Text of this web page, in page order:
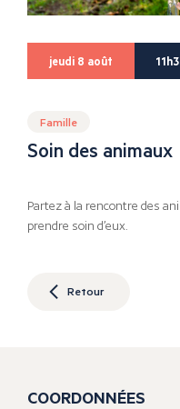
jeudi 8 août
Famille
Soin des animaux
Partez à la rencontre des
prendre soin d’eux.
Retour
COORDONNÉES